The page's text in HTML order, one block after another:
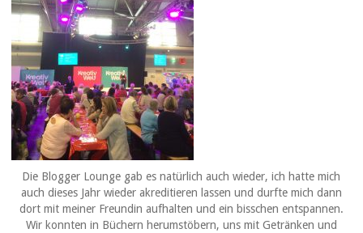
Die Blogger Lounge gab es natürlich auch wieder, ich hatte mich
auch dieses Jahr wieder akreditieren lassen und durfte mich dann
dort mit meiner Freundin aufhalten und ein bisschen entspannen.
Wir konnten in Büchern herumstöbern, uns mit Getränken und